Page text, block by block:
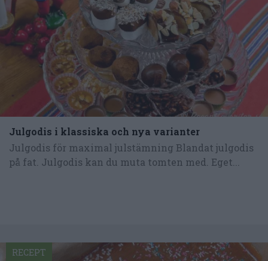
Julgodis i klassiska och nya varianter
Julgodis för maximal julstämning Blandat julgodis
på fat. Julgodis kan du muta tomten med. Eget...
RECEPT